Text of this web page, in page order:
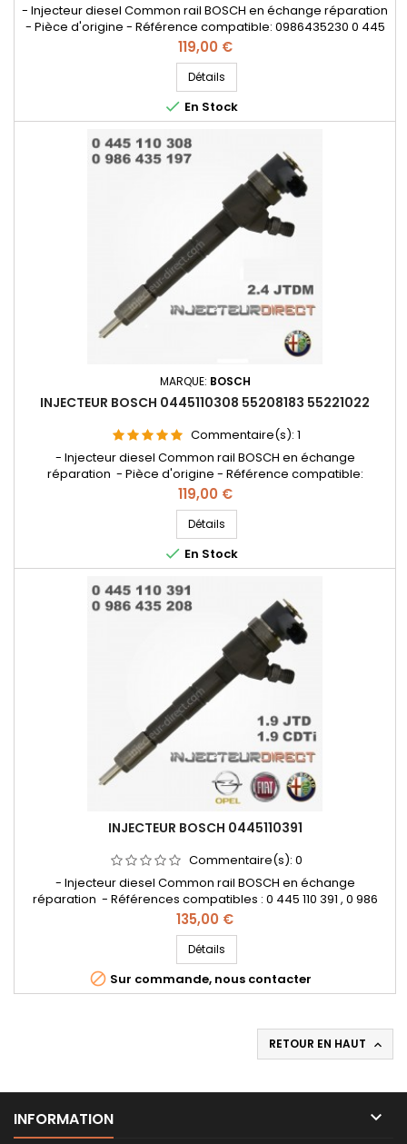
- Injecteur diesel Common rail BOSCH en échange réparation
- Pièce d'origine - Référence compatible: 0986435230 0 445
110 299 , 0 986 435 230 , 55202251 , 55209382 , 55221024 ,
95517509 , 15710-79J81 - Pour motorisations Alfa Roméo 2.0
JTDM , Fiat , Lancia 2.0 D Multijet , Opel 2.0 CDTi
Prix
119,00 €
Détails
 En Stock
MARQUE: BOSCH
INJECTEUR BOSCH 0445110308 55208183 55221022
Commentaire(s): 1
- Injecteur diesel Common rail BOSCH en échange
réparation - Pièce d'origine - Référence compatible:
0986435197 , 0 986 435 197 , 0 445 110 308 , 55208183 , 55221022
- Pour motorisation Alfa Roméo 2.4 JTDM 210 cv
Prix
119,00 €
Détails
 En Stock
INJECTEUR BOSCH 0445110391
Commentaire(s): 0
- Injecteur diesel Common rail BOSCH en échange
réparation - Références compatibles : 0 445 110 391 , 0 986
435 208 , 55198218 , 55221020 , 55196295 , 551982180 - Pour
motorisation Alfa Roméo 1.9JTD , Fiat 1.9 D Multijet , Opel 1.9 CDTi
Pièce d'origine
Prix
135,00 €
Détails
 Sur commande, nous contacter
RETOUR EN HAUT 
INFORMATION 